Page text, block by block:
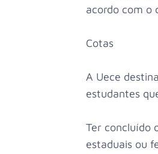
acordo com o
Cotas
A Uece
estudantes
Ter concluído
estaduais ou